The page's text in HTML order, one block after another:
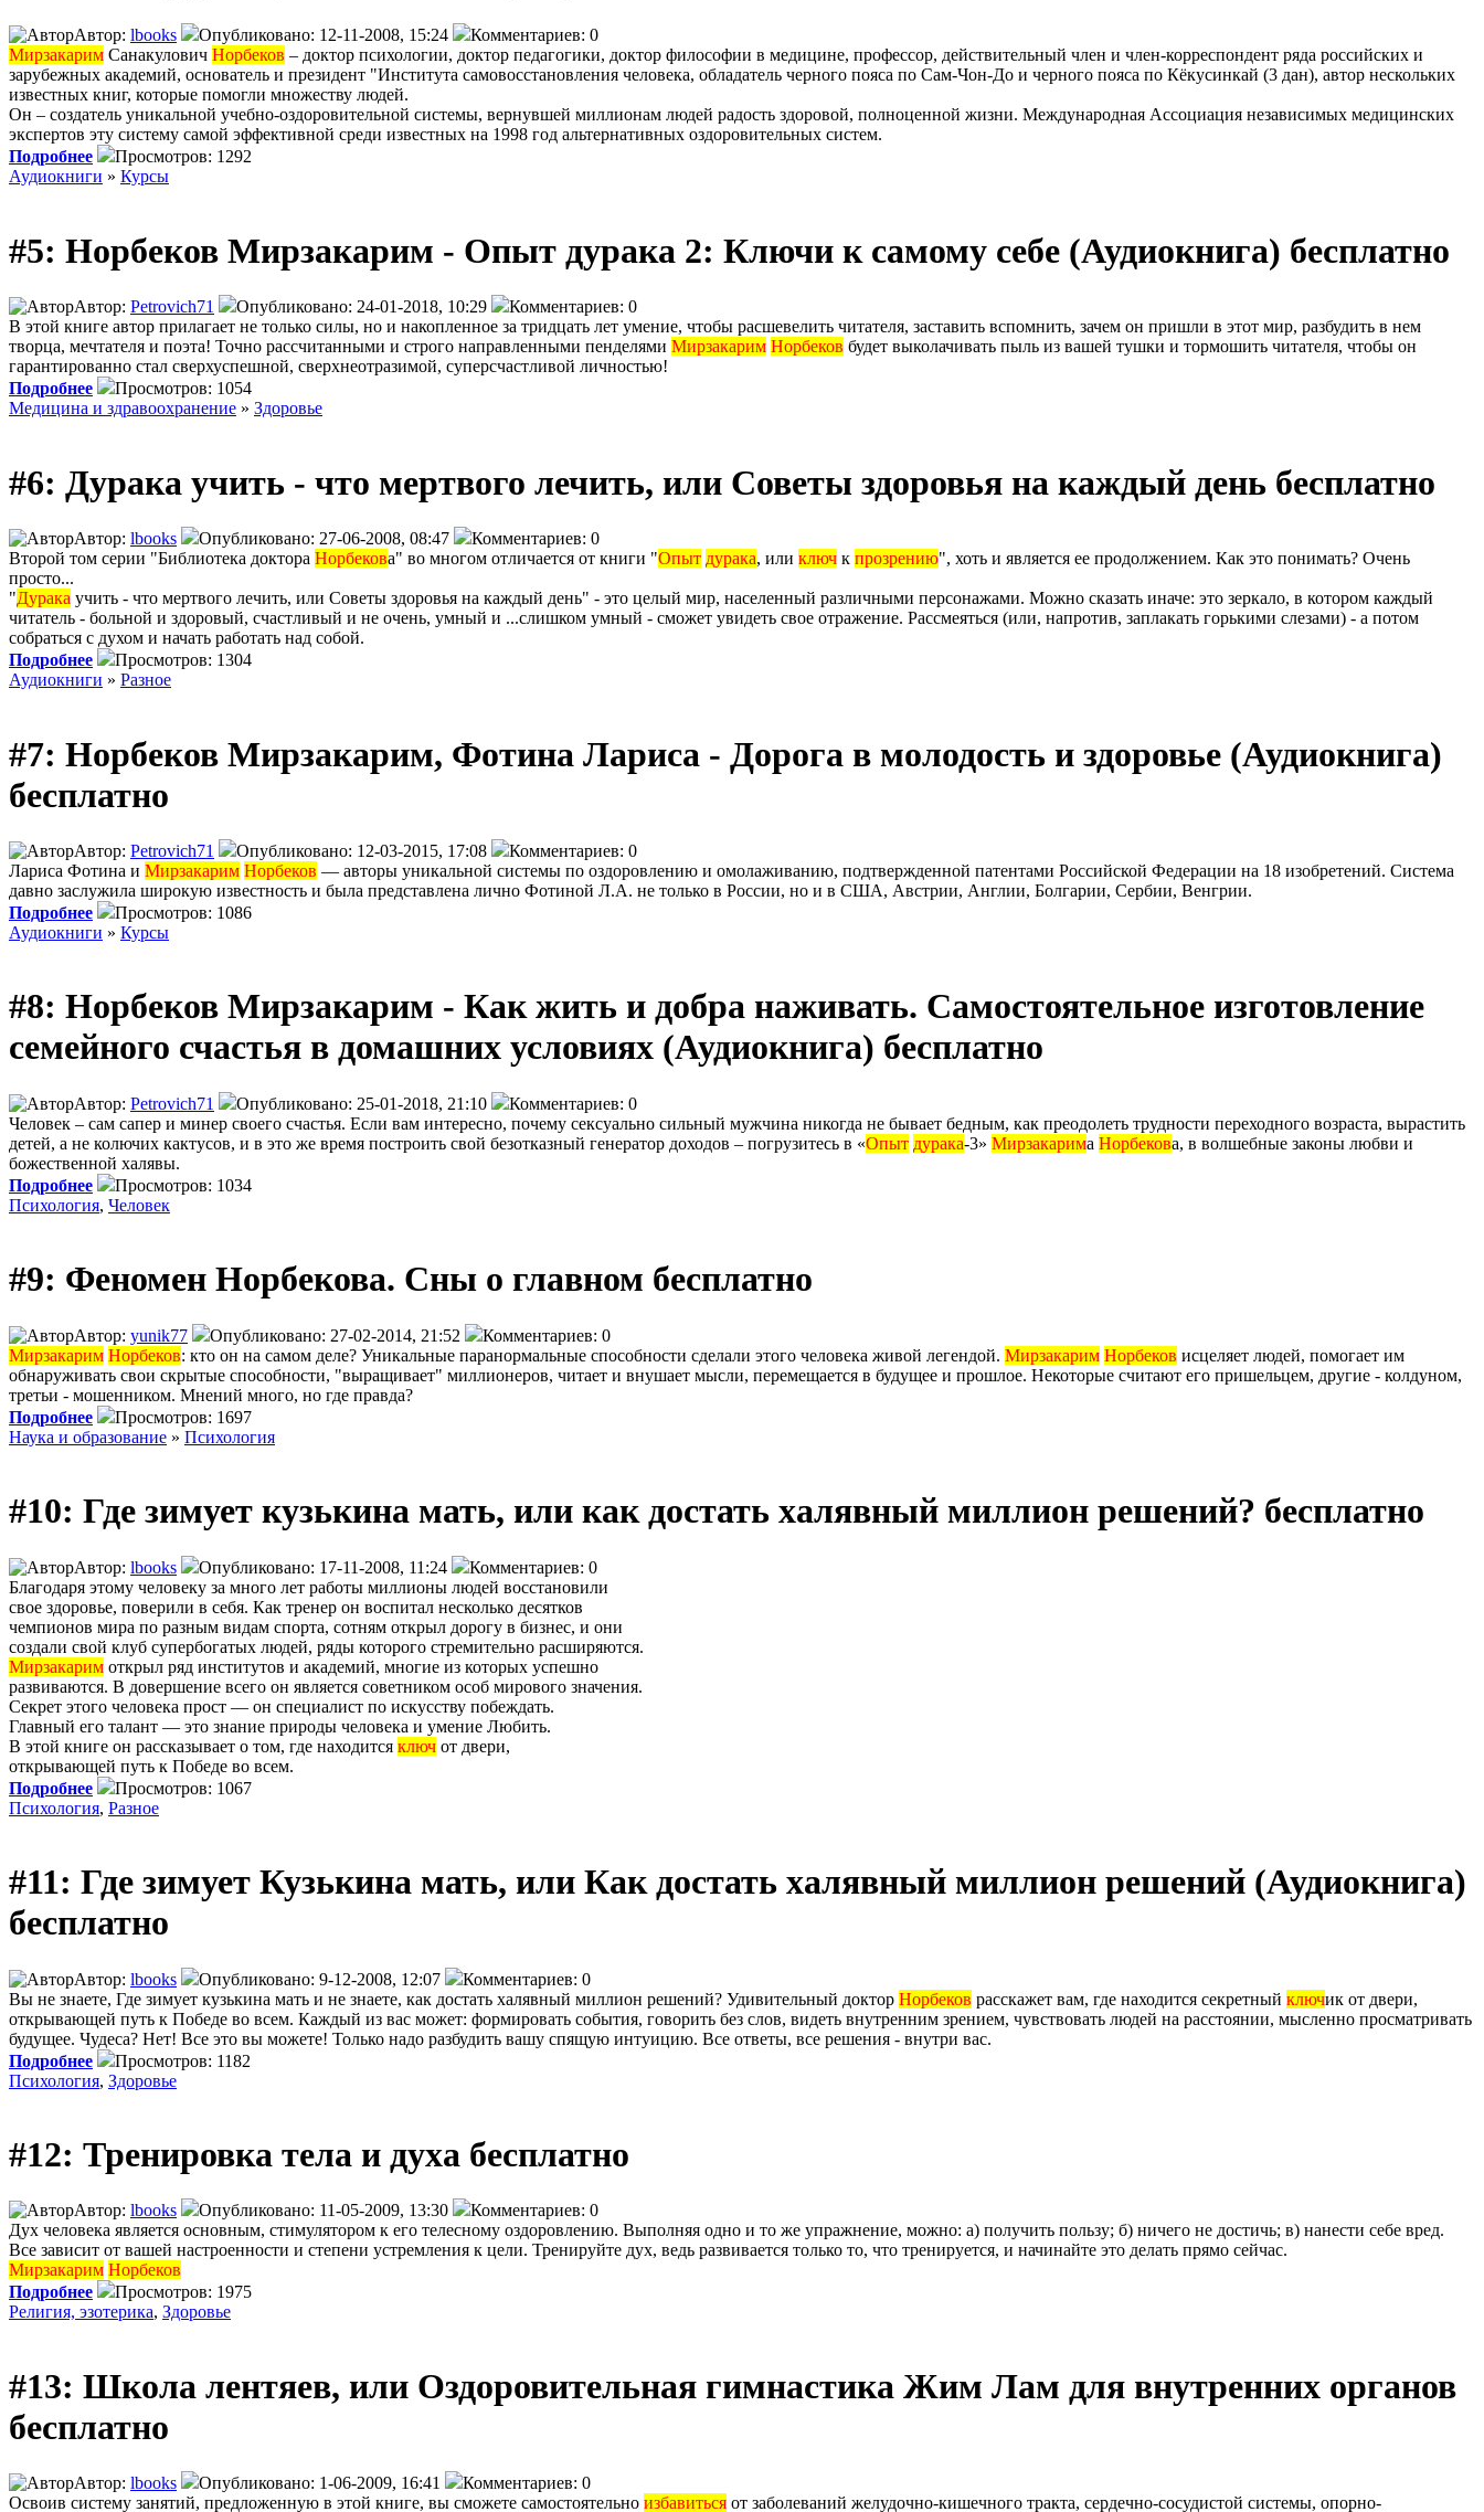
Автор: lbooks Опубликовано: 12-11-2008, 15:24
Комментариев: 0
Мирзакарим Санакулович Норбеков – доктор психологии, доктор педагогики, доктор философии в медицине, профессор, действительный член и член-корреспондент ряда российских и
зарубежных академий, основатель и президент "Института самовосстановления человека, обладатель черного пояса по Сам-Чон-До и черного пояса по Кёкуcинкай (3 дан), автор нескольких
известных книг, которые помогли множеству людей.
Он – создатель уникальной учебно-оздоровительной системы, вернувшей миллионам людей радость здоровой, полноценной жизни. Международная Ассоциация независимых медицинских
экспертов эту систему самой эффективной среди известных на 1998 год альтернативных оздоровительных систем.
Подробнее
Просмотров: 1292
Аудиокниги » Курсы
#5: Норбеков Мирзакарим - Опыт дурака 2: Ключи к самому себе (Аудиокнига) бесплатно
Автор: Petrovich71 Опубликовано: 24-01-2018, 10:29
Комментариев: 0
В этой книге автор прилагает не только силы, но и накопленное за тридцать лет умение, чтобы расшевелить читателя, заставить вспомнить, зачем он пришли в этот мир, разбудить в нем
творца, мечтателя и поэта! Точно рассчитанными и строго направленными пенделями Мирзакарим Норбеков будет выколачивать пыль из вашей тушки и тормошить читателя, чтобы он
гарантированно стал сверхуспешной, сверхнеотразимой, суперсчастливой личностью!
Подробнее
Просмотров: 1054
Медицина и здравоохранение » Здоровье
#6: Дурака учить - что мертвого лечить, или Советы здоровья на каждый день бесплатно
Автор: lbooks Опубликовано: 27-06-2008, 08:47
Комментариев: 0
Второй том серии "Библиотека доктора Норбекова" во многом отличается от книги "Опыт дурака, или ключ к прозрению", хоть и является ее продолжением. Как это понимать? Очень
просто...
"Дурака учить - что мертвого лечить, или Советы здоровья на каждый день" - это целый мир, населенный различными персонажами. Можно сказать иначе: это зеркало, в котором каждый
читатель - больной и здоровый, счастливый и не очень, умный и ...слишком умный - сможет увидеть свое отражение. Рассмеяться (или, напротив, заплакать горькими слезами) - а потом
собраться с духом и начать работать над собой.
Подробнее
Просмотров: 1304
Аудиокниги » Разное
#7: Норбеков Мирзакарим, Фотина Лариса - Дорога в молодость и здоровье (Аудиокнига)
бесплатно
Автор: Petrovich71 Опубликовано: 12-03-2015, 17:08
Комментариев: 0
Лариса Фотина и Мирзакарим Норбеков — авторы уникальной системы по оздоровлению и омолаживанию, подтвержденной патентами Российской Федерации на 18 изобретений. Система
давно заслужила широкую известность и была представлена лично Фотиной Л.А. не только в России, но и в США, Австрии, Англии, Болгарии, Сербии, Венгрии.
Подробнее
Просмотров: 1086
Аудиокниги » Курсы
#8: Норбеков Мирзакарим - Как жить и добра наживать. Самостоятельное изготовление
семейного счастья в домашних условиях (Аудиокнига) бесплатно
Автор: Petrovich71 Опубликовано: 25-01-2018, 21:10
Комментариев: 0
Человек – сам сапер и минер своего счастья. Если вам интересно, почему сексуально сильный мужчина никогда не бывает бедным, как преодолеть трудности переходного возраста, вырастить
детей, а не колючих кактусов, и в это же время построить свой безотказный генератор доходов – погрузитесь в «Опыт дурака-3» Мирзакарима Норбекова, в волшебные законы любви и
божественной халявы.
Подробнее
Просмотров: 1034
Психология, Человек
#9: Феномен Норбекова. Сны о главном бесплатно
Автор: yunik77 Опубликовано: 27-02-2014, 21:52
Комментариев: 0
Мирзакарим Норбеков: кто он на самом деле? Уникальные паранормальные способности сделали этого человека живой легендой. Мирзакарим Норбеков исцеляет людей, помогает им
обнаруживать свои скрытые способности, "выращивает" миллионеров, читает и внушает мысли, перемещается в будущее и прошлое. Некоторые считают его пришельцем, другие - колдуном,
третьи - мошенником. Мнений много, но где правда?
Подробнее
Просмотров: 1697
Наука и образование » Психология
#10: Где зимует кузькина мать, или как достать халявный миллион решений? бесплатно
Автор: lbooks Опубликовано: 17-11-2008, 11:24
Комментариев: 0
Благодаря этому человеку за много лет работы миллионы людей восстановили
свое здоровье, поверили в себя. Как тренер он воспитал несколько десятков
чемпионов мира по разным видам спорта, сотням открыл дорогу в бизнес, и они
создали свой клуб супербогатых людей, ряды которого стремительно расширяются.
Мирзакарим открыл ряд институтов и академий, многие из которых успешно
развиваются. В довершение всего он является советником особ мирового значения.
Секрет этого человека прост — он специалист по искусству побеждать.
Главный его талант — это знание природы человека и умение Любить.
В этой книге он рассказывает о том, где находится ключ от двери,
открывающей путь к Победе во всем.
Подробнее
Просмотров: 1067
Психология, Разное
#11: Где зимует Кузькина мать, или Как достать халявный миллион решений (Аудиокнига)
бесплатно
Автор: lbooks Опубликовано: 9-12-2008, 12:07
Комментариев: 0
Вы не знаете, Где зимует кузькина мать и не знаете, как достать халявный миллион решений? Удивительный доктор Норбеков расскажет вам, где находится секретный ключик от двери,
открывающей путь к Победе во всем. Каждый из вас может: формировать события, говорить без слов, видеть внутренним зрением, чувствовать людей на расстоянии, мысленно просматривать
будущее. Чудеса? Нет! Все это вы можете! Только надо разбудить вашу спящую интуицию. Все ответы, все решения - внутри вас.
Подробнее
Просмотров: 1182
Психология, Здоровье
#12: Тренировка тела и духа бесплатно
Автор: lbooks Опубликовано: 11-05-2009, 13:30
Комментариев: 0
Дух человека является основным, стимулятором к его телесному оздоровлению. Выполняя одно и то же упражнение, можно: а) получить пользу; б) ничего не достичь; в) нанести себе вред.
Все зависит от вашей настроенности и степени устремления к цели. Тренируйте дух, ведь развивается только то, что тренируется, и начинайте это делать прямо сейчас.
Мирзакарим Норбеков
Подробнее
Просмотров: 1975
Религия, эзотерика, Здоровье
#13: Школа лентяев, или Оздоровительная гимнастика Жим Лам для внутренних органов
бесплатно
Автор: lbooks Опубликовано: 1-06-2009, 16:41
Комментариев: 0
Освоив систему занятий, предложенную в этой книге, вы сможете самостоятельно избавиться от заболеваний желудочно-кишечного тракта, сердечно-сосудистой системы, опорно-